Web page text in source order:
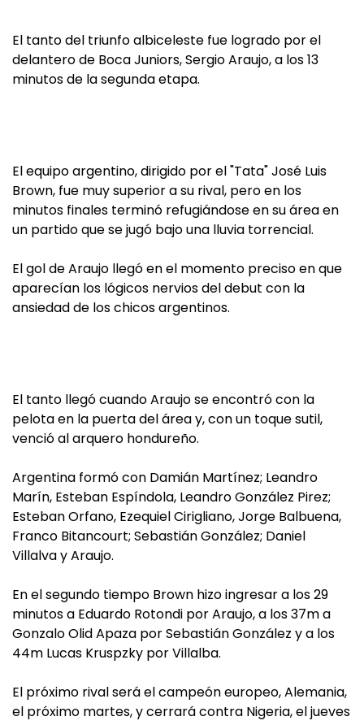
El tanto del triunfo albiceleste fue logrado por el
delantero de Boca Juniors, Sergio Araujo, a los 13
minutos de la segunda etapa.
El equipo argentino, dirigido por el "Tata" José Luis
Brown, fue muy superior a su rival, pero en los
minutos finales terminó refugiándose en su área en
un partido que se jugó bajo una lluvia torrencial.
El gol de Araujo llegó en el momento preciso en que
aparecían los lógicos nervios del debut con la
ansiedad de los chicos argentinos.
El tanto llegó cuando Araujo se encontró con la
pelota en la puerta del área y, con un toque sutil,
venció al arquero hondureño.
Argentina formó con Damián Martínez; Leandro
Marín, Esteban Espíndola, Leandro González Pirez;
Esteban Orfano, Ezequiel Cirigliano, Jorge Balbuena,
Franco Bitancourt; Sebastián González; Daniel
Villalva y Araujo.
En el segundo tiempo Brown hizo ingresar a los 29
minutos a Eduardo Rotondi por Araujo, a los 37m a
Gonzalo Olid Apaza por Sebastián González y a los
44m Lucas Kruspzky por Villalba.
El próximo rival será el campeón europeo, Alemania,
el próximo martes, y cerrará contra Nigeria, el jueves